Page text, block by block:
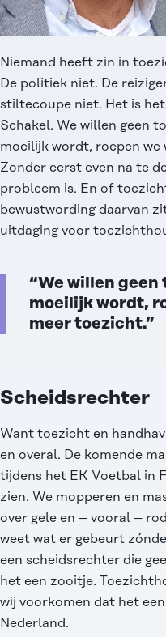
Niemand heeft zin in
De politiek niet. De
stiltecoupe niet. Het is
Schakel. We willen geen
moeilijk wordt, roepen
Zonder eerst even na te
probleem is. En of
bewustwording daarvan
uitdaging voor
“We willen
moeilijk wordt,
meer toezicht.”
Scheidsrechter
Want toezicht en
en overal. De komende
tijdens het EK Voetbal in
zien. We mopperen en
over gele en – vooral –
weet wat er gebeurt
een scheidsrechter die
het een zooitje.
wij voorkomen dat het
Nederland.